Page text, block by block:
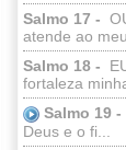
Salmo 17 -
atende ao meu
Salmo 18 -
fortaleza
Salmo 19 -
Deus e o fi...